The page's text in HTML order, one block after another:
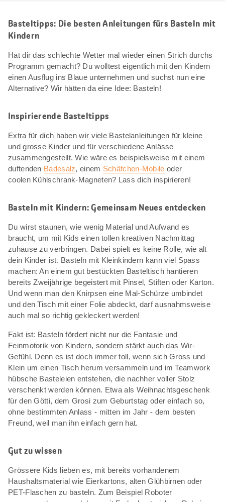
Basteltipps: Die besten Anleitungen fürs Basteln mit
Kindern
Hat dir das schlechte Wetter mal wieder einen Strich durchs
Programm gemacht? Du wolltest eigentlich mit den Kindern
einen Ausflug ins Blaue unternehmen und suchst nun eine
Alternative? Wir hätten da eine Idee: Basteln!
Inspirierende Basteltipps
Extra für dich haben wir viele Bastelanleitungen für kleine
und grosse Kinder und für verschiedene Anlässe
zusammengestellt. Wie wäre es beispielsweise mit einem
duftenden Badesalz, einem Schäfchen-Mobile oder
coolen Kühlschrank-Magneten? Lass dich inspirieren!
Basteln mit Kindern: Gemeinsam Neues entdecken
Du wirst staunen, wie wenig Material und Aufwand es
braucht, um mit Kids einen tollen kreativen Nachmittag
zuhause zu verbringen. Dabei spielt es keine Rolle, wie alt
dein Kinder ist. Basteln mit Kleinkindern kann viel Spass
machen: An einem gut bestückten Basteltisch hantieren
bereits Zweijährige begeistert mit Pinsel, Stiften oder Karton.
Und wenn man den Knirpsen eine Mal-Schürze umbindet
und den Tisch mit einer Folie abdeckt, darf ausnahmsweise
auch mal so richtig gekleckert werden!
Fakt ist: Basteln fördert nicht nur die Fantasie und
Feinmotorik von Kindern, sondern stärkt auch das Wir-
Gefühl. Denn es ist doch immer toll, wenn sich Gross und
Klein um einen Tisch herum versammeln und im Teamwork
hübsche Basteleien entstehen, die nachher voller Stolz
verschenkt werden können. Etwa als Weihnachtsgeschenk
für den Götti, dem Grosi zum Geburtstag oder einfach so,
ohne bestimmten Anlass - mitten im Jahr - dem besten
Freund, weil man ihn einfach gern hat.
Gut zu wissen
Grössere Kids lieben es, mit bereits vorhandenem
Haushaltsmaterial wie Eierkartons, alten Glühbirnen oder
PET-Flaschen zu basteln. Zum Beispiel Roboter